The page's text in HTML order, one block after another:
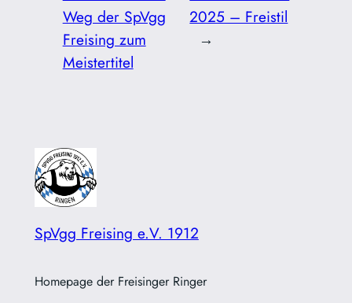
Weg der SpVgg
Freising zum
Meistertitel
2025 – Freistil
→
SpVgg Freising e.V. 1912
Homepage der Freisinger Ringer